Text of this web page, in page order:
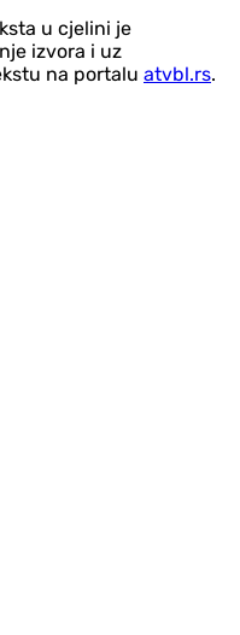
u cjelini je
izvora i uz
na portalu atvbl.rs.